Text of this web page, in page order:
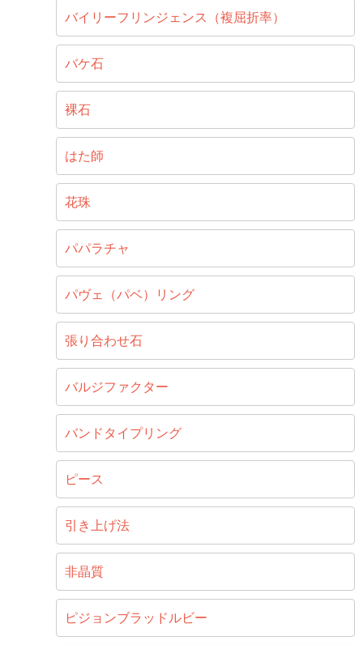
バイリーフリンジェンス（複屈折率）
バケ石
裸石
はた師
花珠
パパラチャ
パヴェ（パベ）リング
張り合わせ石
バルジファクター
バンドタイプリング
ピース
引き上げ法
非晶質
ピジョンブラッドルビー